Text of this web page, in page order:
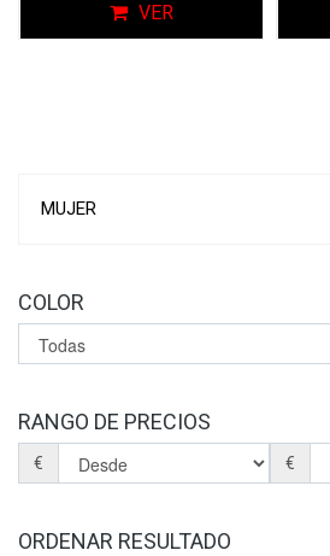
VER
MUJER
SANDALIAS
PLANTILLAS
COLOR
RANGO DE PRECIOS
€ €
ORDENAR RESULTADO